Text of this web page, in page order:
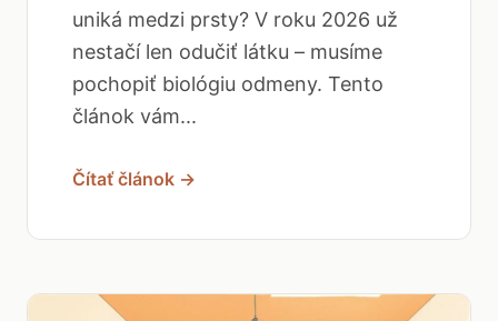
uniká medzi prsty? V roku 2026 už
nestačí len odučiť látku – musíme
pochopiť biológiu odmeny. Tento
článok vám...
Čítať článok →